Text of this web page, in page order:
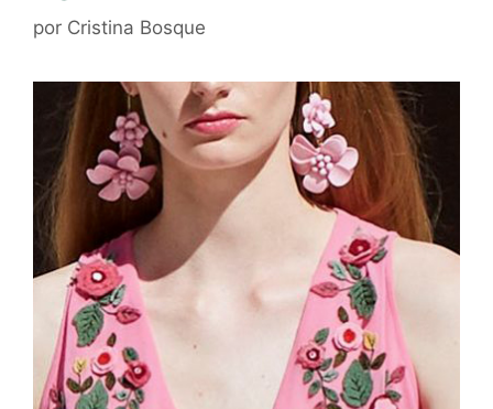
por Cristina Bosque